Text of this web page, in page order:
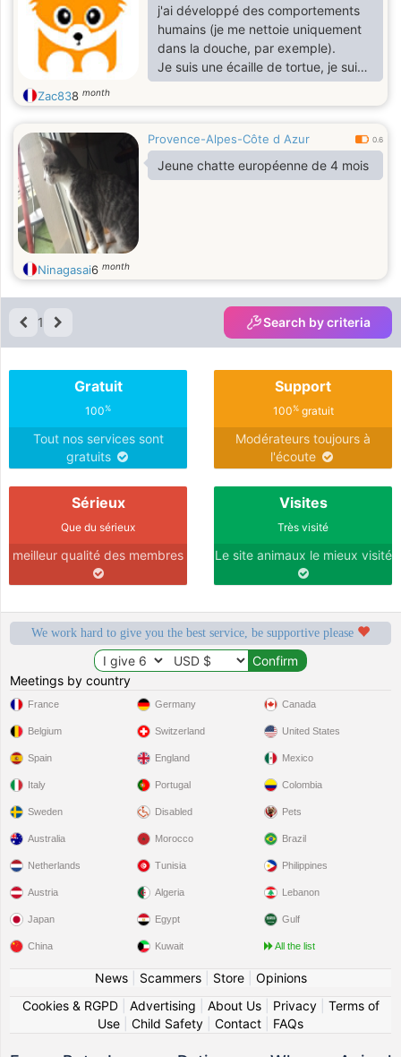
j'ai développé des comportements
humains (je me nettoie uniquement
dans la douche, par exemple).
Je suis une écaille de tortue, je suis
donc têtue.
Je suis très câline, joueuse et
Zac838 month
Provence-Alpes-Côte d Azur 0.6
Jeune chatte européenne de 4 mois
Ninagasai6 month
1 Search by criteria
Gratuit
100%
Tout nos services sont
gratuits
Support
100%gratuit
Modérateurs toujours à
l'écoute
Sérieux
Que du sérieux
meilleur qualité des membres
Visites
Très visité
Le site animaux le mieux visité
We work hard to give you the best service, be supportive please
Meetings by country
France
Belgium
Spain
Italy
Sweden
Germany
Switzerland
England
Portugal
Disabled
Canada
United States
Mexico
Colombia
Pets
Australia
Netherlands
Austria
Japan
China
Morocco
Tunisia
Algeria
Egypt
Kuwait
Brazil
Philippines
Lebanon
Gulf
All the list
News| Scammers| Store| Opinions
Cookies & RGPD| Advertising About Us| Privacy| Terms of
Use
Child Safety Contact FAQs